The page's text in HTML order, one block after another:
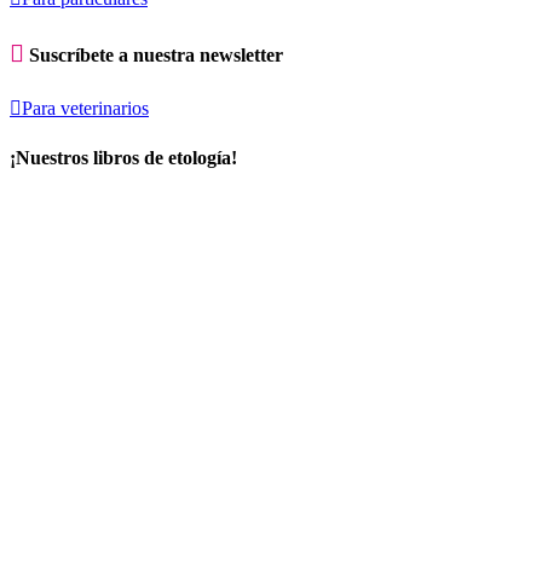
 Suscríbete a nuestra newsletter
Para veterinarios
¡Nuestros libros de etología!